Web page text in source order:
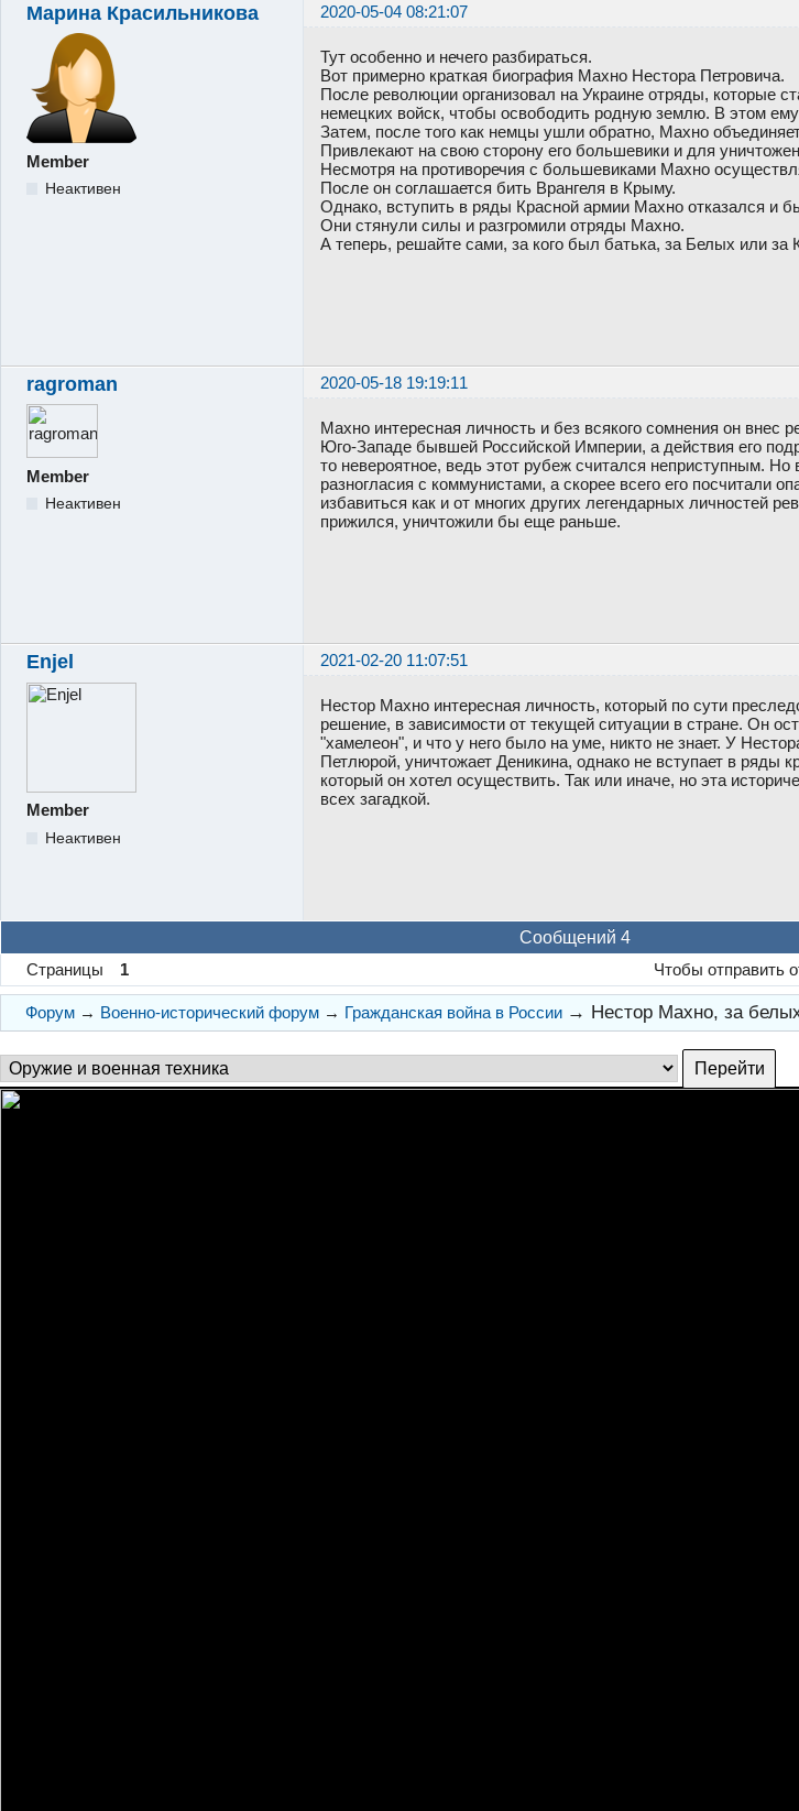
Марина Красильникова 2020-05-04 08:21:07
Member
Неактивен
Тут особенно и нечего разбираться.
Вот примерно краткая биография Махно Нестора Петровича.
После революции организовал на Украине отряды, которые
немецких войск, чтобы освободить родную землю. В этом
Затем, после того как немцы ушли обратно, Махно
Привлекают на свою сторону его большевики и для
Несмотря на противоречия с большевиками Махно
После он соглашается бить Врангеля в Крыму.
Однако, вступить в ряды Красной армии Махно отказался и
Они стянули силы и разгромили отряды Махно.
А теперь, решайте сами, за кого был батька, за Белых или за
ragroman 2020-05-18 19:19:11
Member
Неактивен
Махно интересная личность и без всякого сомнения он
Юго-Западе бывшей Российской Империи, а действия его
то невероятное, ведь этот рубеж считался неприступным.
разногласия с коммунистами, а скорее всего его посчитали
избавиться как и от многих других легендарных личностей
прижился, уничтожили бы еще раньше.
Enjel 2021-02-20 11:07:51
Member
Неактивен
Нестор Махно интересная личность, который по сути
решение, в зависимости от текущей ситуации в стране. Он
"хамелеон", и что у него было на уме, никто не знает. У
Петлюрой, уничтожает Деникина, однако не вступает в ряды
который он хотел осуществить. Так или иначе, но эта
всех загадкой.
Сообщений 4
Страницы
1 Чтобы отправить
Форум → Военно-исторический форум → Гражданская война в России → Нестор Махно, за